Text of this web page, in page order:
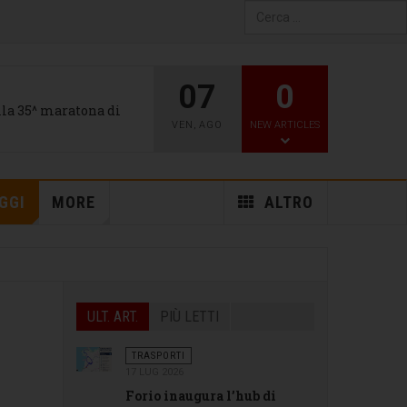
for results.
35^ maratona di
07
VEN , AGO
0
NEW ARTICLES
ALTRO
MORE
ULT. ART. PIÙ LETTI
TRASPORTI
Forio inaugura l’hub di